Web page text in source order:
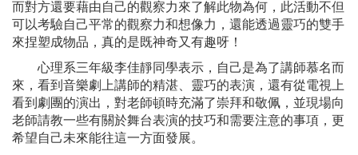
而對方還要藉由自己的觀察力來了解此物為何，此活動不但
可以考驗自己平常的觀察力和想像力，還能透過靈巧的雙手
來捏塑成物品，真的是既神奇又有趣呀！
心理系三年級李佳靜同學表示，自己是為了講師慕名而
來，看到音樂劇上講師的精湛、靈巧的表演，還有從電視上
看到劇團的演出，對老師頓時充滿了崇拜和敬佩，並現場向
老師請教一些有關於舞台表演的技巧和需要注意的事項，更
希望自己未來能往這一方面發展。